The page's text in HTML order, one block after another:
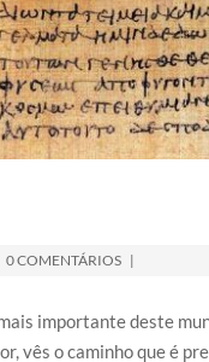
0 COMENTÁRIOS
importante deste
vês o caminho que é